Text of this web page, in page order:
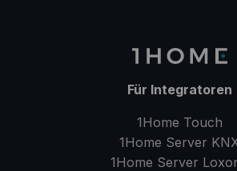
Für Integratoren
1Home Touch
1Home Server
1Home Server